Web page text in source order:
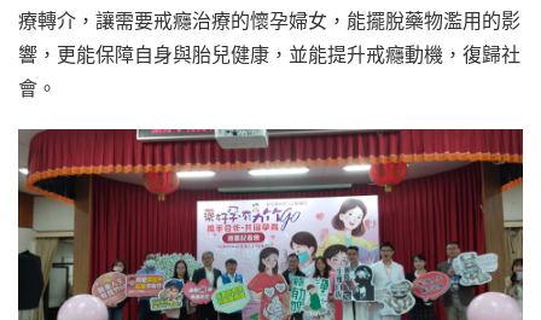
療轉介，讓需要戒癮治療的懷孕婦女，能擺脫藥物濫用的影
響，更能保障自身與胎兒健康，並能提升戒癮動機，復歸社
會。